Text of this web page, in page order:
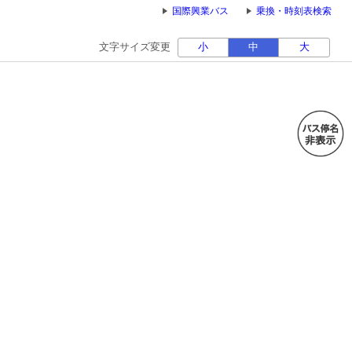
国際興業バス 乗換・時刻表検索
文字サイズ変更 小 中 大